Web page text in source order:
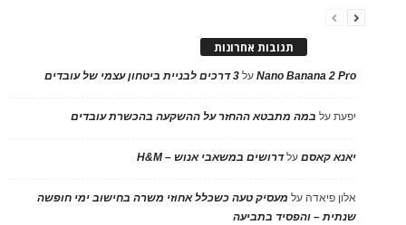
תגובות אחרונות
Nano Banana 2 Proעל 3 דרכים לבניית ביטחון עצמי של עובדים
יפעתעל במה מתבטא ההחזר על ההשקעה בהכשרת עובדים
יאנא קאסםעלדרושים במשאבי אנוש – H&M
אלון פיאדה על מעסיק טעה כשכלל אחוזי משרה בחישוב ימי חופשה
שנתית – והפסיד בתביעה